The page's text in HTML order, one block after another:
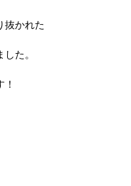
抜かれた
た。